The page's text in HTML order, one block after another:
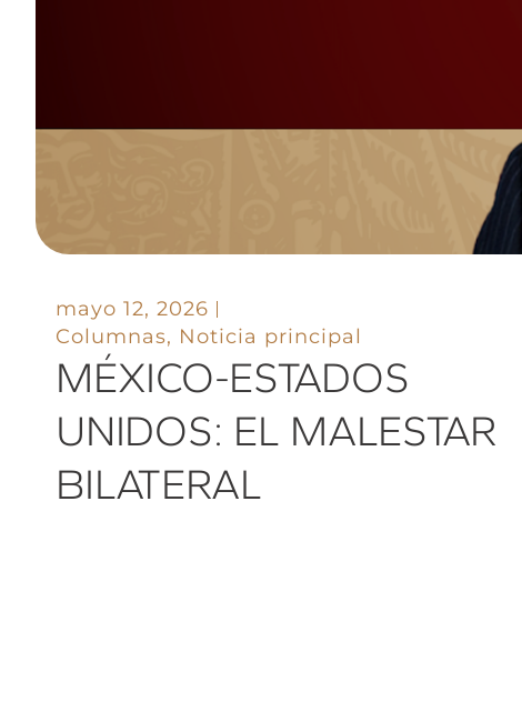
mayo 12, 2026
Columnas, Noticia principal
MÉXICO-ESTADOS
UNIDOS: EL MALESTAR
BILATERAL